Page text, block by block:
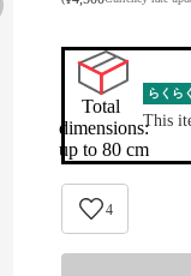
Total
dimensions:
up to 80 cm
らくら
This
4